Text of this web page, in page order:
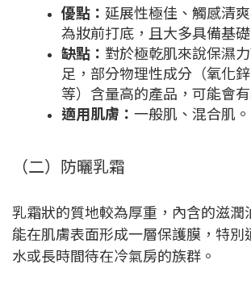
優點： 延展性極佳、觸感清
為妝前打底，且大多具備基
缺點： 對於極乾肌來說保濕
足，部分物理性成分（氧化
等）含量高的產品，可能會
適用肌膚： 一般肌、混合肌。
（二）防曬乳霜
乳霜狀的質地較為厚重，內含的滋潤
能在肌膚表面形成一層保護膜，特別
水或長時間待在冷氣房的族群。